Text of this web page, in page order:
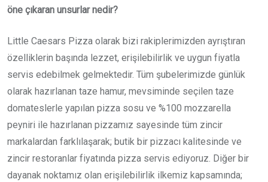
öne çıkaran unsurlar nedir?
Little Caesars Pizza olarak bizi rakiplerimizden ayrıştıran
özelliklerin başında lezzet, erişilebilirlik ve uygun fiyatla
servis edebilmek gelmektedir. Tüm şubelerimizde günlük
olarak hazırlanan taze hamur, mevsiminde seçilen taze
domateslerle yapılan pizza sosu ve %100 mozzarella
peyniri ile hazırlanan pizzamız sayesinde tüm zincir
markalardan farklılaşarak; butik bir pizzacı kalitesinde ve
zincir restoranlar fiyatında pizza servis ediyoruz. Diğer bir
dayanak noktamız olan erişilebilirlik ilkemiz kapsamında;